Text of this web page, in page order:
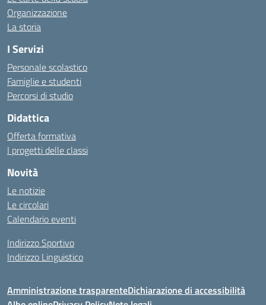
Organizzazione
La storia
I Servizi
Personale scolastico
Famiglie e studenti
Percorsi di studio
Didattica
Offerta formativa
I progetti delle classi
Novità
Le notizie
Le circolari
Calendario eventi
Indirizzo Sportivo
Indirizzo Linguistico
Amministrazione trasparenteDichiarazione di accessibilità